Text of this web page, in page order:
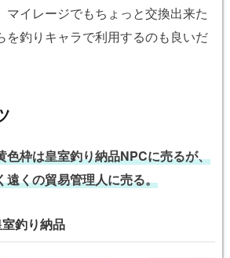
マイレージでもちょっと交換出来た
を釣りキャラで利用するのも良いだ
色枠は皇室釣り納品NPCに売るが、
遠くの貿易管理人に売る。
釣り納品